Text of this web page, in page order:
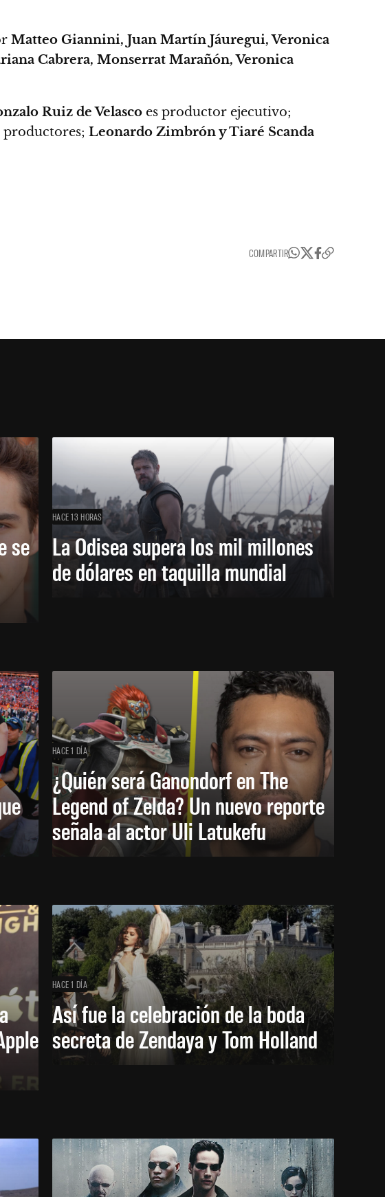
Matteo Giannini, Juan Martín Jáuregui, Veronica
Cabrera, Monserrat Marañón, Veronica
Ruiz de Velasco es productor ejecutivo;
productores; Leonardo Zimbrón y Tiaré Scanda
COMPARTIR
se
HACE 13 HORAS
La Odisea supera los mil millones
de dólares en taquilla mundial
HACE 1 DÍA
¿Quién será Ganondorf en The
Legend of Zelda? Un nuevo reporte
señala al actor Uli Latukefu
HACE 1 DÍA
Así fue la celebración de la boda
secreta de Zendaya y Tom Holland